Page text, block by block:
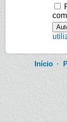
Início·